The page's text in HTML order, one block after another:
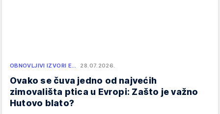
OBNOVLJIVI IZVORI E… 28.07.2026.
Ovako se čuva jedno od najvećih
zimovališta ptica u Evropi: Zašto je važno
Hutovo blato?